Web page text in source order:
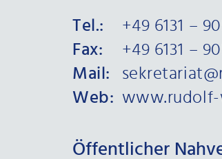
Tel.:
+49 6131 –
Fax:
+49 6131 –
Mail:
Web: www.rudolf-
Öffentlicher